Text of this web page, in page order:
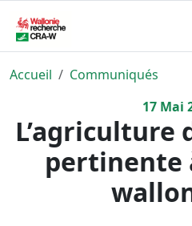
Accueil
Communiqués
17 Mai
L’agriculture
pertinente